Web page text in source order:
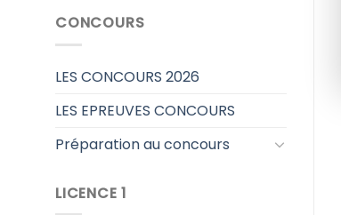
CONCOURS
LES CONCOURS 2026
LES EPREUVES CONCOURS
Préparation au concours
LICENCE 1